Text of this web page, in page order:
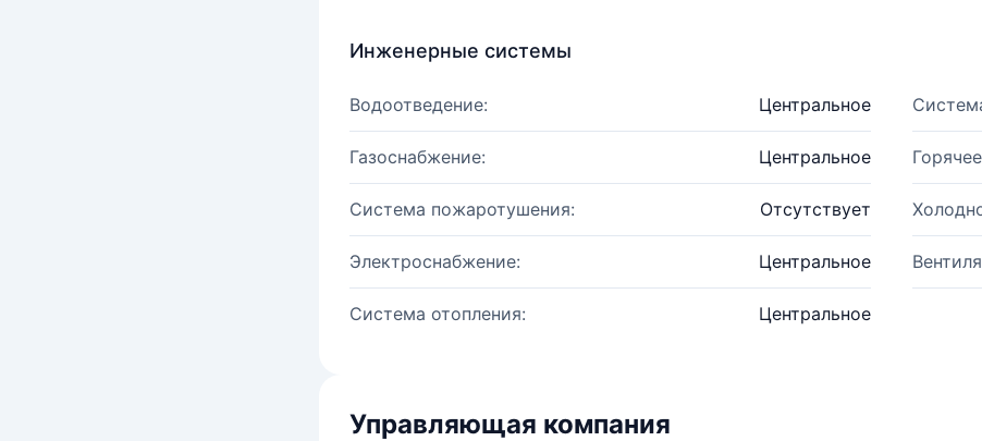
Инженерные системы
Водоотведение: Центральное
Газоснабжение: Центральное
Система пожаротушения: Отсутствует
Электроснабжение: Центральное
Система отопления: Центральное
Управляющая компания